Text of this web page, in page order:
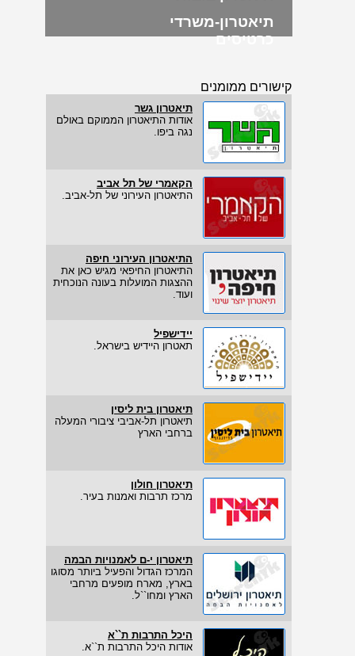
תיאטרון-משרדי
כרטיסים
קישורים ממומנים
תיאטרון גשר
אודות התיאטרון הממוקם באולם
נגה ביפו.
הקאמרי של תל אביב
התיאטרון העירוני של תל-אביב.
התיאטרון העירוני חיפה
התיאטרון החיפאי מגיש כאן את
ההצגות המועלות בעונה הנוכחית
ועוד.
יידישפיל
תאטרון היידיש בישראל.
תיאטרון בית ליסין
תיאטרון תל-אביבי ציבורי המעלה
ברחבי הארץ
תיאטרון חולון
מרכז תרבות ואמנות בעיר.
תיאטרון י-ם לאמנויות הבמה
המרכז הגדול והפעיל ביותר מסוגו
בארץ, מארח מופעים מרחבי
הארץ ומחו``ל.
היכל התרבות ת``א
אודות היכל התרבות ת``א.